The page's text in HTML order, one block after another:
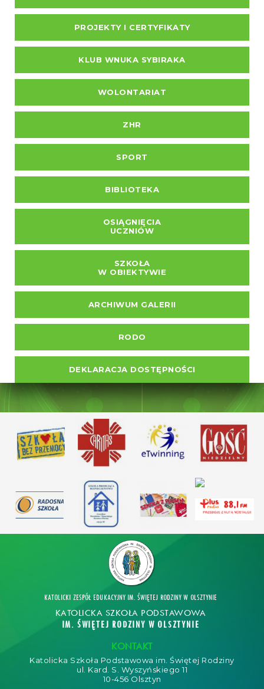
PROJEKTY I CERTYFIKATY
KLUB WNUKA SYBIRAKA
WOLONTARIAT
ZHR
SPORT
BIBLIOTEKA
OSIĄGNIĘCIA
UCZNIÓW
SZKOŁA
W OBIEKTYWIE
ARCHIWUM GALERII
RODO
DEKLARACJA DOSTĘPNOŚCI
KATOLICKI ZESPÓŁ EDUKACYJNY IM. ŚWIĘTEJ RODZINY W OLSZTYNIE
KATOLICKA SZKOŁA PODSTAWOWA
IM. ŚWIĘTEJ RODZINY W OLSZTYNIE
KONTAKT
Katolicka Szkoła Podstawowa im. Świętej Rodziny
ul. Kard. S. Wyszyńskiego 11
10-456 Olsztyn